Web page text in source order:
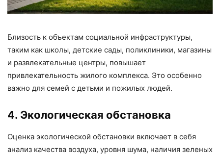
Близость к объектам социальной инфраструктуры,
таким как школы, детские сады, поликлиники, магазины
и развлекательные центры, повышает
привлекательность жилого комплекса. Это особенно
важно для семей с детьми и пожилых людей.
4. Экологическая обстановка
Оценка экологической обстановки включает в себя
анализ качества воздуха, уровня шума, наличия зеленых